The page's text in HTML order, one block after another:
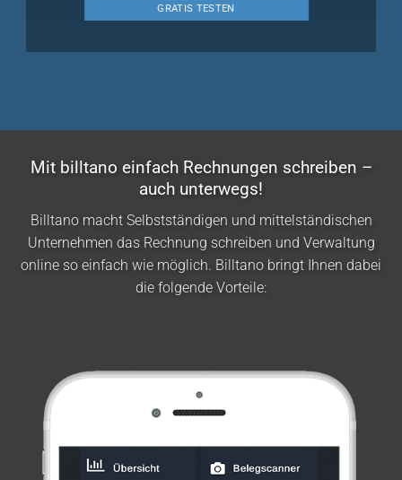
Mit billtano einfach Rechnungen schreiben –
auch unterwegs!
Billtano macht Selbstständigen und mittelständischen
Unternehmen das Rechnung schreiben und Verwaltung
online so einfach wie möglich. Billtano bringt Ihnen dabei
die folgende Vorteile: